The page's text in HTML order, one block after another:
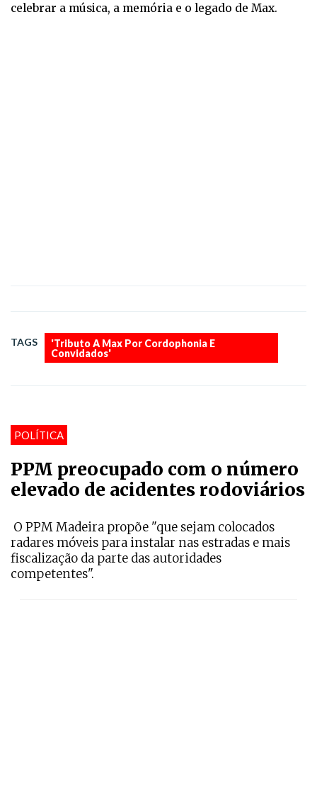
celebrar a música, a memória e o legado de Max.
TAGS
'Tributo A Max Por Cordophonia E
Convidados'
POLÍTICA
PPM preocupado com o número
elevado de acidentes rodoviários
O PPM Madeira propõe "que sejam colocados
radares móveis para instalar nas estradas e mais
fiscalização da parte das autoridades
competentes".